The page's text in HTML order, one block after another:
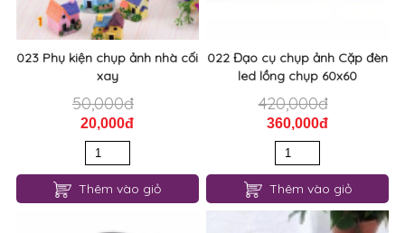
023 Phụ kiện chụp ảnh nhà cối
xay
50,000đ
20,000đ
Thêm vào giỏ
022 Đạo cụ chụp ảnh Cặp đèn
led lồng chụp 60x60
420,000đ
360,000đ
Thêm vào giỏ